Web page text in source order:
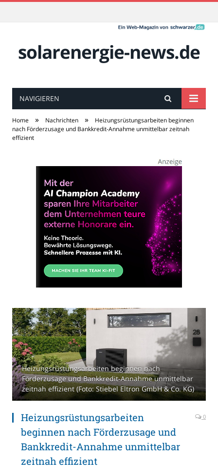
solarenergie-news.de
NAVIGIEREN
Home » Nachrichten »
Heizungsrüstungsarbeiten beginnen
nach Förderzusage und Bankkredit-Annahme unmittelbar zeitnah
effizient
Heizungsrüstungsarbeiten beginnen nach
Förderzusage und Bankkredit-Annahme unmittelbar
zeitnah effizient (Foto: Stiebel Eltron GmbH & Co. KG)
Heizungsrüstungsarbeiten
beginnen nach Förderzusage und
Bankkredit-Annahme unmittelbar
zeitnah effizient
0